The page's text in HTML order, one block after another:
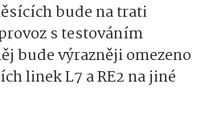
bude na trati
s testováním
bude výrazněji omezeno
linek L7 a RE2 na jiné